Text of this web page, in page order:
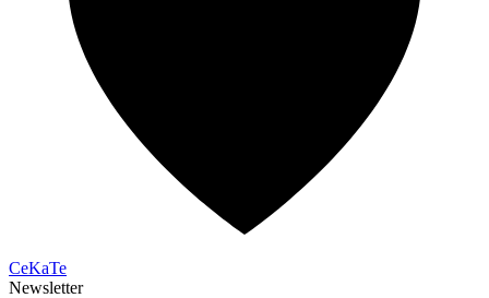
CeKaTe
Newsletter